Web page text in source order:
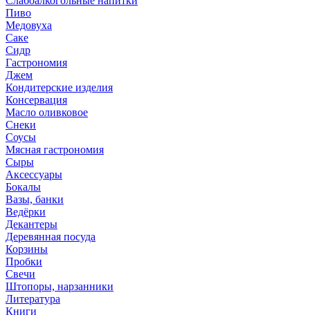
Пиво
Медовуха
Саке
Сидр
Гастрономия
Джем
Кондитерские изделия
Консервация
Масло оливковое
Снеки
Соусы
Мясная гастрономия
Сыры
Аксессуары
Бокалы
Вазы, банки
Ведёрки
Декантеры
Деревянная посуда
Корзины
Пробки
Свечи
Штопоры, нарзанники
Литература
Книги